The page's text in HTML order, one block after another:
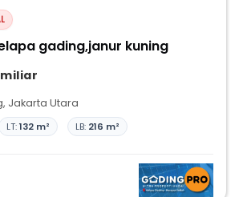
gading,janur kuning
miliar
, Jakarta Utara
LT:132 m² LB: 216 m²